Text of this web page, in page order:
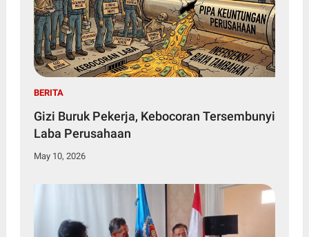
BERITA
Gizi Buruk Pekerja, Kebocoran Tersembunyi
Laba Perusahaan
May 10, 2026